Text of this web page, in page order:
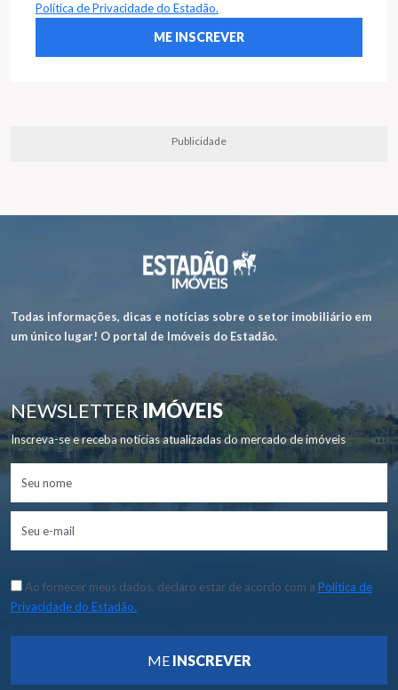
Política de Privacidade do Estadão.
Publicidade
Todas informações, dicas e notícias sobre o setor imobiliário em
um único lugar! O portal de Imóveis do Estadão.
NEWSLETTERIMÓVEIS
Inscreva-se e receba notícias atualizadas do mercado de imóveis
Ao fornecer meus dados, declaro estar de acordo com a Política de
Privacidade do Estadão.
ME INSCREVER